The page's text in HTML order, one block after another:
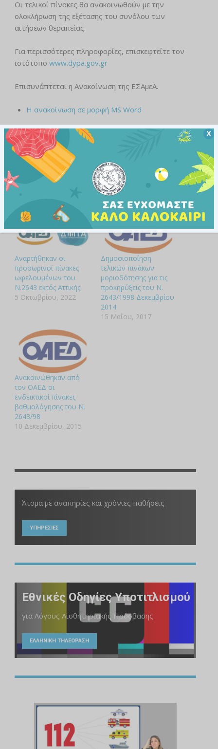
Οι τελικοί πίνακες θα ανακοινωθούν με την
ολοκλήρωση της εξέτασης του συνόλου των
αιτήσεων θεραπείας.
Για περισσότερες πληροφορίες, επισκεφτείτε τον
ιστότοπο www.dypa.gov.gr
Επισυνάπτεται η Ανακοίνωση της ΕΣΑμεΑ.
Η ανακοίνωση σε μορφή MS Word
Κοινοποίηση:
Facebook
Εκτύπωση
Περισσότερα
Αναρτήθηκαν οι
προσωρινοί πίνακες
ωφελουμένων του
Ν.2643 εκτός Αττικής
5 Οκτωβρίου, 2022
Δημοσιοποίηση
τελικών πινάκων
μοριοδότησης για τις
προκηρύξεις του Ν.
2643/1998 Δεκεμβρίου
2014
15 Μαΐου, 2017
Ανακοινώθηκαν από
τον ΟΑΕΔ οι
ενδεικτικοί πίνακες
βαθμολόγησης του Ν.
2643/98
10 Δεκεμβρίου, 2015
Άτομα με αναπηρίες και χρόνιες παθήσεις
ΥΠΗΡΕΣΙΕΣ
Εθνικές Οδηγίες Υποτιτλισμού
για Λόγους Αισθητηριακής Πρόσβασης
ΕΛΛΗΝΙΚΗ ΤΗΛΕΟΡΑΣΗ
Χ